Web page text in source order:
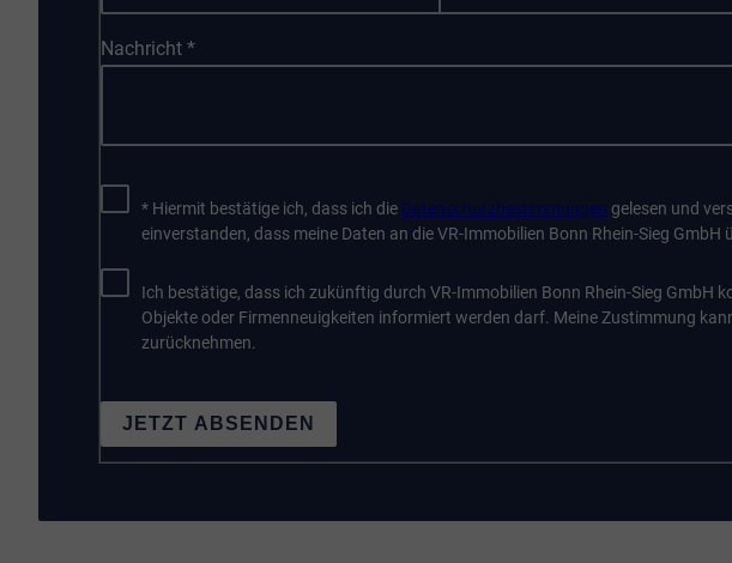
Nachricht *
* Hiermit bestätige ich, dass ich die Datenschutzbestimmungen gelesen und
einverstanden, dass meine Daten an die VR-Immobilien Bonn Rhein-Sieg GmbH
Ich bestätige, dass ich zukünftig durch VR-Immobilien Bonn Rhein-Sieg GmbH
Objekte oder Firmenneuigkeiten informiert werden darf. Meine Zustimmung
zurücknehmen.
JETZT ABSENDEN